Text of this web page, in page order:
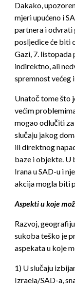
Dakako,
mjeri upućeno i
partnera i odvrati
posljedice će biti
Gazi, 7. listopada
indirektno, ali
spremnost većeg
Unatoč tome što
većim
mogao odlučiti
slučaju jakog
ili direktnog
baze i objekte. U
Irana u SAD-u i
akcija mogla biti
Aspekti u koje
Razvoj,
sukoba teško je
aspekata u koje
1) U slučaju
Izraela/SAD-a,